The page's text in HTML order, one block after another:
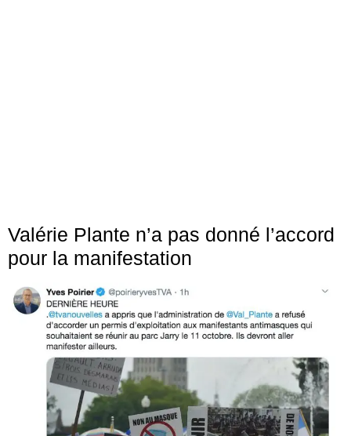
Valérie Plante n’a pas donné l’accord
pour la manifestation